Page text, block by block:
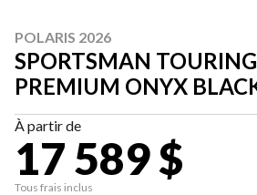
POLARIS 2026
SPORTSMAN
PREMIUM ONYX
À partir de
17 589 $
Tous frais inclus